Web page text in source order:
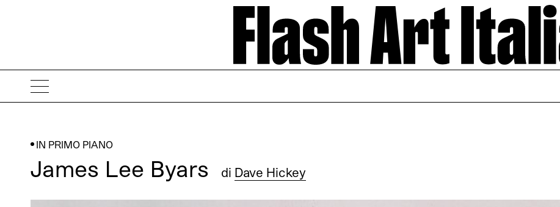
IN PRIMO PIANO
James Lee Byars di Dave Hickey